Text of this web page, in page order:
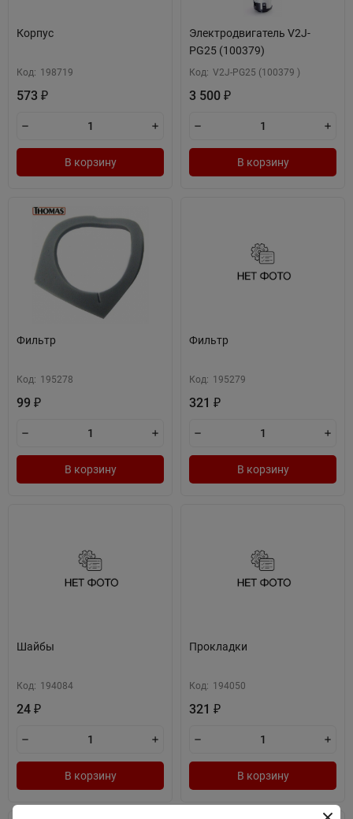
Корпус
Код: 198719
573 ₽
В корзину
Электродвигатель V2J-
PG25 (100379)
Код: V2J-PG25 (100379 )
3 500 ₽
В корзину
Фильтр
Код: 195278
99 ₽
В корзину
Фильтр
Код: 195279
321 ₽
В корзину
Шайбы
Код: 194084
24 ₽
В корзину
Прокладки
Код: 194050
321 ₽
В корзину